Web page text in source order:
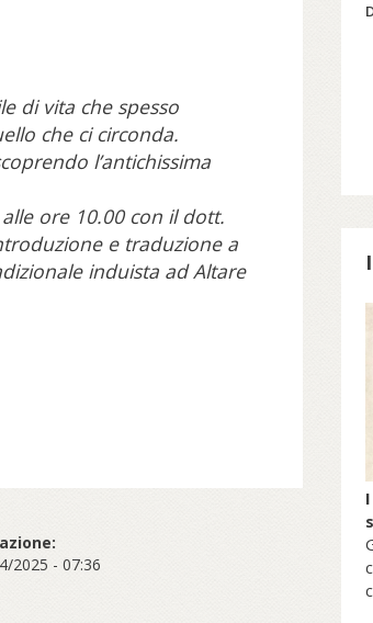
di vita che spesso
che ci circonda.
l’antichissima
ore 10.00 con il dott.
e traduzione a
induista ad Altare
2025 - 07:36